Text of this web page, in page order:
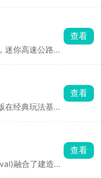
迷你高速公路延
络，规避交通
。游戏中，玩
接房屋建筑，
市焕发繁华生
查看
在经典玩法基础
开局必须先造
获取黄金，摧毁
查看
融合了建造经
查看